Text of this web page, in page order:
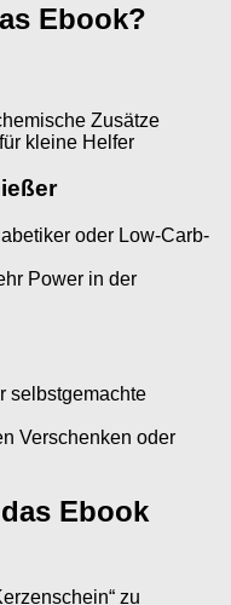
Ebook?
Zusätze
kleine Helfer
oder Low-Carb-
Power in der
selbstgemachte
Verschenken oder
Ebook
zu